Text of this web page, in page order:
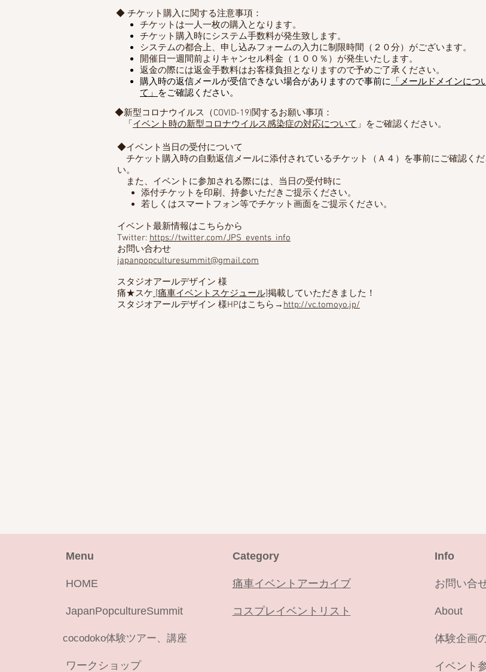
◆ チケット購入に関する注意事項：
チケットは一人一枚の購入となります。
​チケット購入時にシステム手数料が発生致します。
システムの都合上、申し込みフォームの入力に制限時間（２０分​）がございます。
開催日一週間前よりキャンセル料金（１００％）が発生いたします。
​返金の際には返金手数料はお客様負担となりますので予めご了承ください。
購入時の返信メールが受信できない場合がありますので事前に​ 「メールドメインにつ
て」
をご確認ください。
◆新型コロナウイルス（COVID-19)関するお願い事項：
「 イベント時の新型コロナウイルス感染症の対応について 」をご確認ください。
◆イベント当日の受付について
チケット購入時の自動返信メールに添付されているチケット（Ａ４）を事前にご確認くだ
い。
また、イベントに参加される際には、当日の受付時に
添付チケットを印刷、持参いただきご提示ください。
若しくはスマートフォン等でチケット画面をご提示ください。
イベント最新情報はこちらから
Twitter: https://twitter.com/JPS_events_info
お問い合わせ
japanpopculturesummit@gmail.com
スタジオアールデザイン 様
痛★スケ [痛車イベントスケジュール]掲載していただきました！
スタジオアールデザイン 様HPはこちら→ http://vc.tomoyo.jp/
Menu
HOME
JapanPopcultureSummit
cocodoko体験ツアー、講座
ワークショップ
Category
痛車イベントアーカイブ
コスプレイベントリスト
​Info
お問い合
About
体験企画
イベント